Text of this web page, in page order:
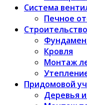
Система
Печное
Кровля
Монтаж
Придомовой
Деревья